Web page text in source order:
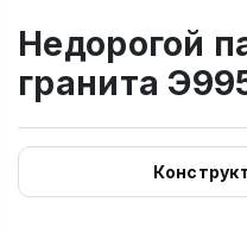
Недорогой
гранита